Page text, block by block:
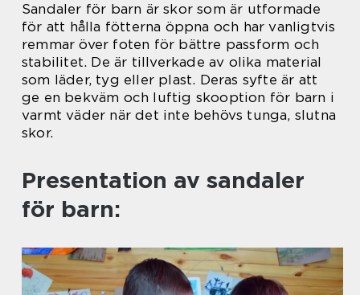
Sandaler för barn är skor som är utformade
för att hålla fötterna öppna och har vanligtvis
remmar över foten för bättre passform och
stabilitet. De är tillverkade av olika material
som läder, tyg eller plast. Deras syfte är att
ge en bekväm och luftig skooption för barn i
varmt väder när det inte behövs tunga, slutna
skor.
Presentation av sandaler
för barn: